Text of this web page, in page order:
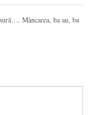
Mâncarea, ba au, ba